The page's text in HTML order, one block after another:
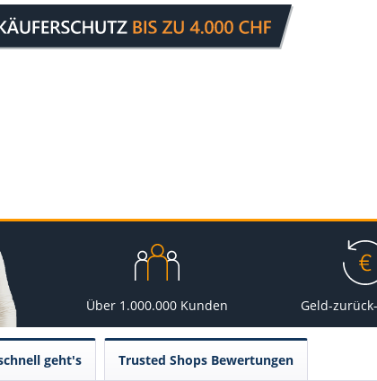
Über 1.000.000 Kunden Geld-
geht's Trusted Shops Bewertungen